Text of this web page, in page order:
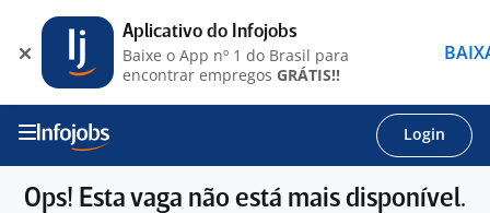
Login
Ops! Esta vaga não está mais disponível.
Aplicativo do Infojobs
Baixe o App nº 1 do Brasil para
encontrar empregos GRÁTIS!!